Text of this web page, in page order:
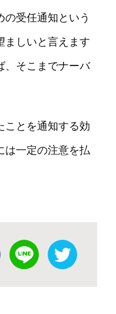
受任通知という
ましいと言えます
、そこまでナーバ
とを通知する効
は一定の注意を払